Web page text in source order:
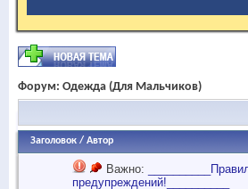
Форум: Одежда (Для Мальчиков)
Заголовок / Автор
Важно:
предупреждений!__________